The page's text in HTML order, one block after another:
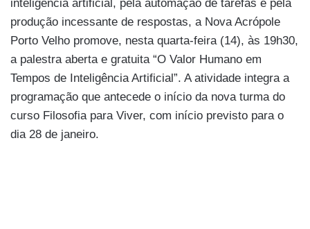
inteligência artificial, pela automação de tarefas e pela
produção incessante de respostas, a Nova Acrópole
Porto Velho promove, nesta quarta-feira (14), às 19h30,
a palestra aberta e gratuita “O Valor Humano em
Tempos de Inteligência Artificial”. A atividade integra a
programação que antecede o início da nova turma do
curso Filosofia para Viver, com início previsto para o
dia 28 de janeiro.